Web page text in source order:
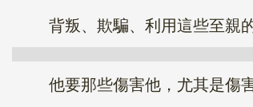
背叛、欺騙、利用這些至親的
他要那些傷害他，尤其是傷害